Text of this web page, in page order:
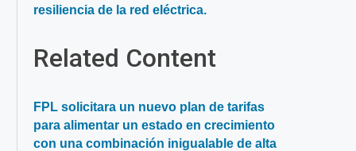
resiliencia de la red eléctrica.
new
Related Content
FPL solicitara un nuevo plan de tarifas
para alimentar un estado en crecimiento
con una combinación inigualable de alta